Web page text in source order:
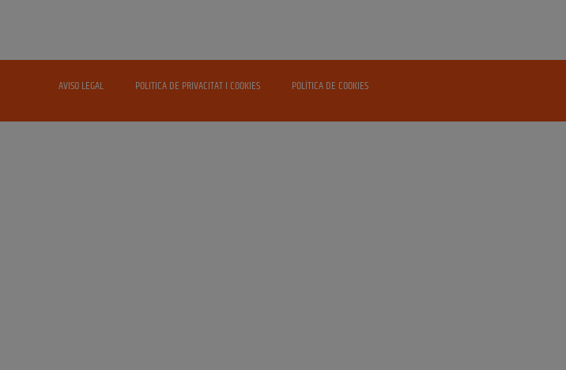
AVISO LEGAL POLITICA DE PRIVACITAT I COOKIES POLÍTICA DE COOKIES